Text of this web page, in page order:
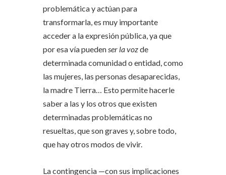
problemática y actúan para
transformarla, es muy importante
acceder a la expresión pública, ya que
por esa vía puedenser la vozde
determinada comunidad o entidad, como
las mujeres, las personas desaparecidas,
la madre Tierra… Esto permite hacerle
saber a las y los otros que existen
determinadas problemáticas no
resueltas, que son graves y, sobre todo,
que hay otros modos de vivir.
La contingencia —con sus implicaciones